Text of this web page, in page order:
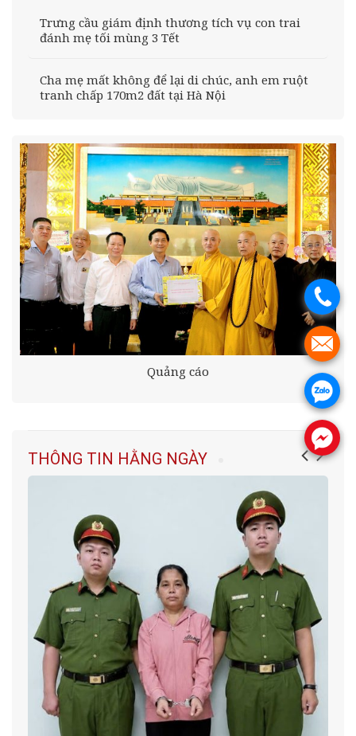
Trưng cầu giám định thương tích vụ con trai
đánh mẹ tối mùng 3 Tết
Cha mẹ mất không để lại di chúc, anh em ruột
tranh chấp 170m2 đất tại Hà Nội
Quảng cáo
THÔNG TIN HẰNG NGÀY
.
.
.
.